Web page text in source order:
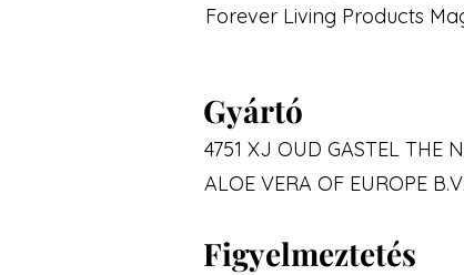
Forever Living Products
Gyártó
4751 XJ OUD GASTEL THE
ALOE VERA OF EUROPE
Figyelmeztetés